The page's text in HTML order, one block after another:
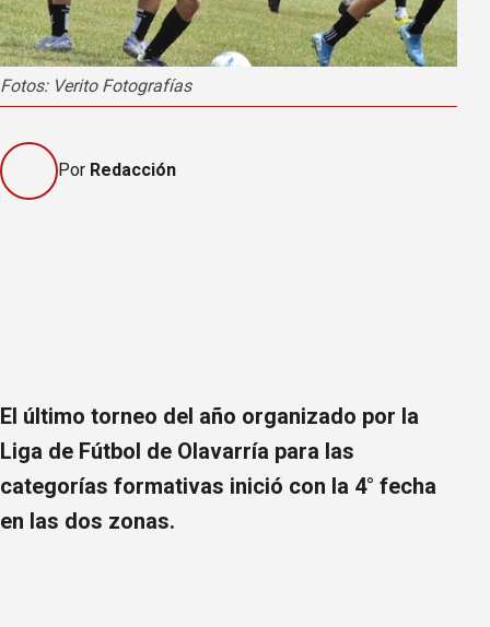
Fotos: Verito Fotografías
Por Redacción
El último torneo del año organizado por la
Liga de Fútbol de Olavarría para las
categorías formativas inició con la 4° fecha
en las dos zonas.